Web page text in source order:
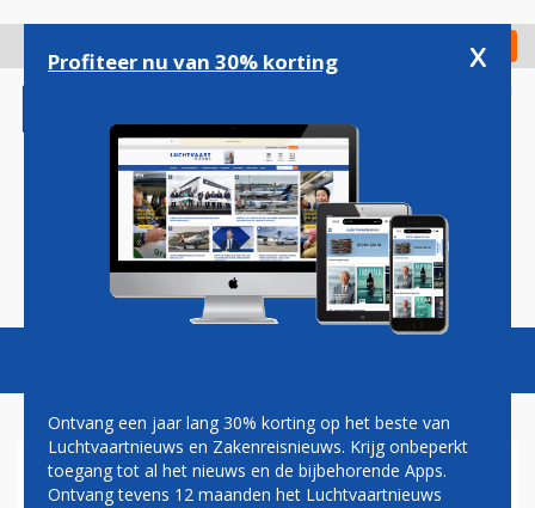
gaan
Check in
Magazine Podcasts Vacatures
BOEING 737 MAX
Profiteer nu van 30% korting x
Ontvang een jaar lang 30% korting op het beste van
Luchtvaartnieuws en Zakenreisnieuws. Krijg onbeperkt
toegang tot al het nieuws en de bijbehorende Apps.
Ontvang tevens 12 maanden het Luchtvaartnieuws